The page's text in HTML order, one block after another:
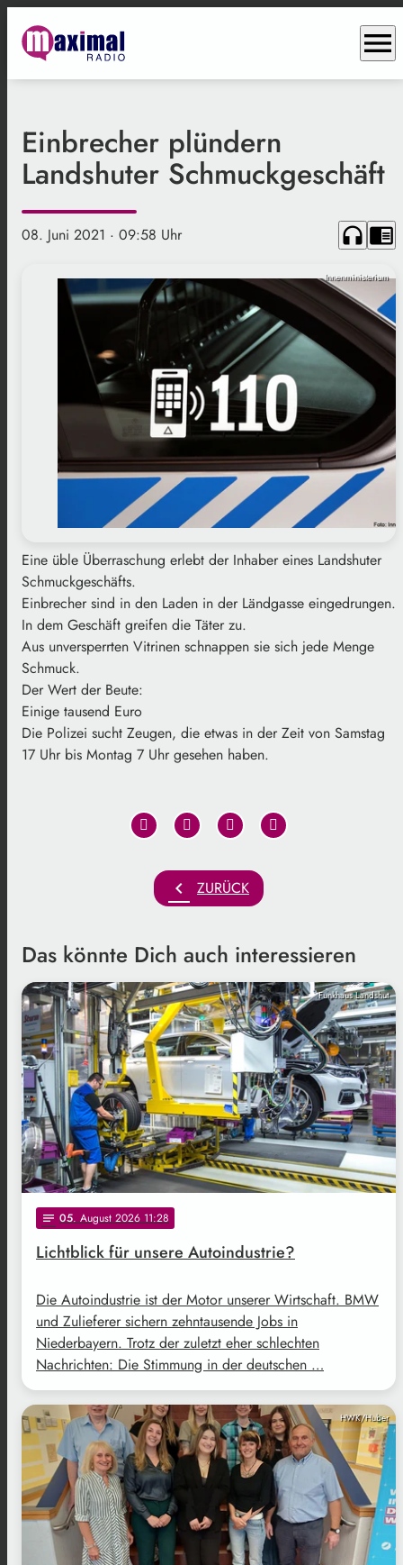
menu
Einbrecher plündern
Landshuter Schmuckgeschäft
08. Juni 2021 · 09:58 Uhr headphones chrome_reader_mode
Innenministerium
Eine üble Überraschung erlebt der Inhaber eines Landshuter
Schmuckgeschäfts.
Einbrecher sind in den Laden in der Ländgasse eingedrungen.
In dem Geschäft greifen die Täter zu.
Aus unversperrten Vitrinen schnappen sie sich jede Menge
Schmuck.
Der Wert der Beute:
Einige tausend Euro
Die Polizei sucht Zeugen, die etwas in der Zeit von Samstag
17 Uhr bis Montag 7 Uhr gesehen haben.
chevron_left ZURÜCK
Das könnte Dich auch interessieren
Funkhaus Landshut
notes 05. August 2026 11:28
Lichtblick für unsere Autoindustrie?
Die Autoindustrie ist der Motor unserer Wirtschaft. BMW
und Zulieferer sichern zehntausende Jobs in
Niederbayern. Trotz der zuletzt eher schlechten
Nachrichten: Die Stimmung in der deutschen …
HWK/Huber